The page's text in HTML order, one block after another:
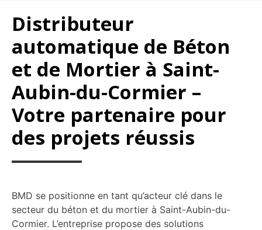
Distributeur
automatique de Béton
et de Mortier à Saint-
Aubin-du-Cormier –
Votre partenaire pour
des projets réussis
BMD se positionne en tant qu’acteur clé dans le
secteur du béton et du mortier à Saint-Aubin-du-
Cormier. L’entreprise propose des solutions